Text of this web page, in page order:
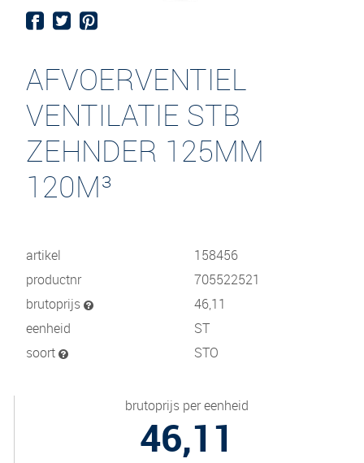
AFVOERVENTIEL
VENTILATIE STB
ZEHNDER 125MM
120M³
artikel
158456
productnr
705522521
brutoprijs
46,11
eenheid
ST
soort
STO
brutoprijs per eenheid
46,11